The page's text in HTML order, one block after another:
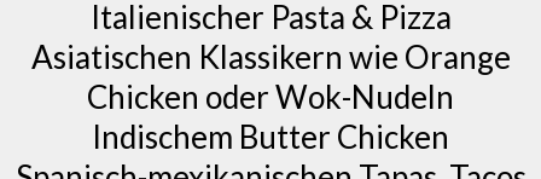
Italienischer Pasta & Pizza
Asiatischen Klassikern wie Orange
Chicken oder Wok-Nudeln
Indischem Butter Chicken